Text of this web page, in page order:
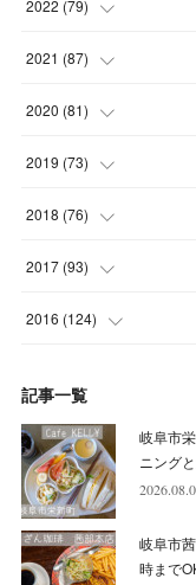
(6
(5
(7)
(7
(8
(10
(6)
(10)
(6
(7
(7
(9
(6
(5)
(6)
(8)
2022 (79)
(4
(8
(10 )
(7
(7
(9)
(4)
(6)
2021 (87)
(12 )
(9
(11 )
(1
(7
(11)
(7)
(9)
2020 (81)
(10 )
(11 )
(8
(7)
(7
(7)
(5)
(1)
2019 (73)
(4
(6
(4)
(4)
(5)
(4)
2018 (76)
(9
(3)
(7)
(8)
(7)
2017 (93)
(7)
(5)
(8)
(8)
2016 (124)
(12)
(10)
(10)
(12)
記事一覧
岐阜市
ニング
岐阜市
時まで